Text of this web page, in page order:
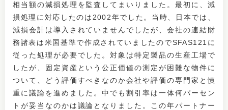
相当額の減損処理を監査してまいりました。最初に、減
損処理に対応したのは2002年でした。当時、日本では、
減損会計は導入されていませんでしたが、会社の連結財
務諸表は米国基準で作成されていましたのでSFAS121に
従った処理が必要でした。対象は特定製品の生産工場で
したが、固定資産という公正価値の測定が困難な物件に
ついて、どう評価すべきなのか会社や評価の専門家と慎
重に議論を進めました。中でも割引率は一体何パーセン
トが妥当なのかは議論となりました。この年パートナー